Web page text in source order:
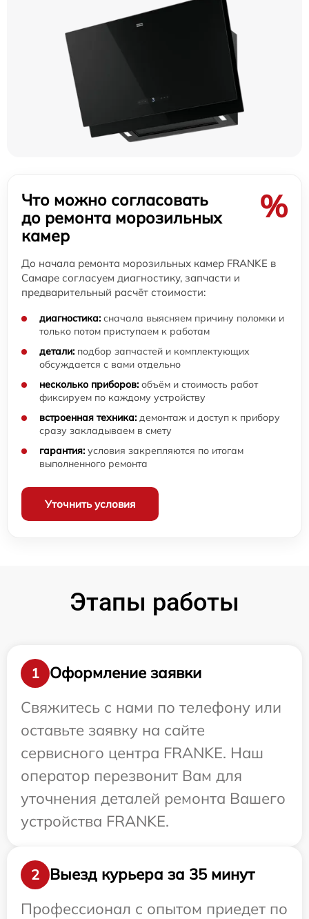
Что можно согласовать
до ремонта морозильных
камер
%
До начала ремонта морозильных камер FRANKE в
Самаре согласуем диагностику, запчасти и
предварительный расчёт стоимости:
диагностика: сначала выясняем причину поломки и
только потом приступаем к работам
детали: подбор запчастей и комплектующих
обсуждается с вами отдельно
несколько приборов: объём и стоимость работ
фиксируем по каждому устройству
встроенная техника: демонтаж и доступ к прибору
сразу закладываем в смету
гарантия: условия закрепляются по итогам
выполненного ремонта
Уточнить условия
Этапы работы
1
Оформление заявки
Свяжитесь с нами по телефону или
оставьте заявку на сайте
сервисного центра FRANKE. Наш
оператор перезвонит Вам для
уточнения деталей ремонта Вашего
устройства FRANKE.
2
Выезд курьера за 35 минут
Профессионал с опытом приедет по